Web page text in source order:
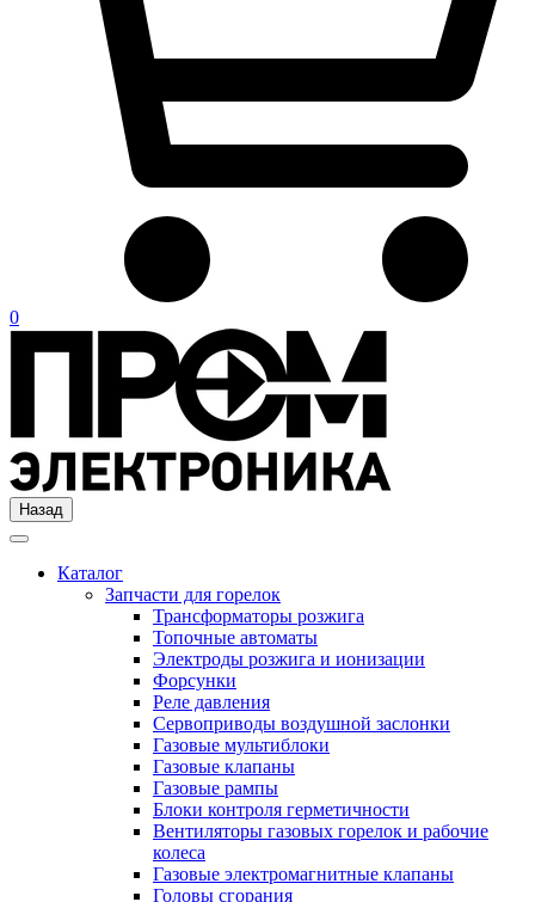
0
Назад
Каталог
Запчасти для горелок
Трансформаторы розжига
Топочные автоматы
Электроды розжига и ионизации
Форсунки
Реле давления
Сервоприводы воздушной заслонки
Газовые мультиблоки
Газовые клапаны
Газовые рампы
Блоки контроля герметичности
Вентиляторы газовых горелок и рабочие
колеса
Газовые электромагнитные клапаны
Головы сгорания